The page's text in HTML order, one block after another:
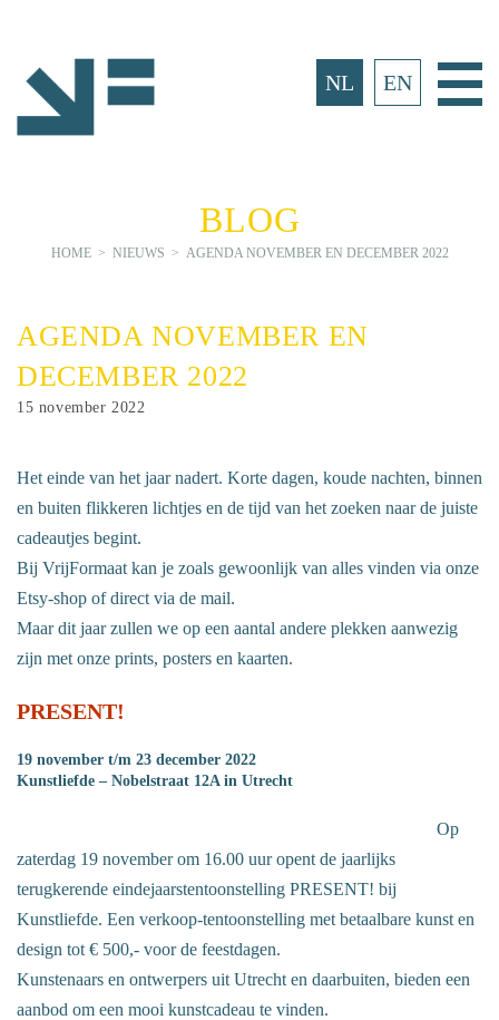
inhoud
NL EN
BLOG
HOME > NIEUWS > AGENDA NOVEMBER EN DECEMBER 2022
AGENDA NOVEMBER EN
DECEMBER 2022
Bericht
15 november 2022
Het einde van het jaar nadert. Korte dagen, koude nachten, binnen
en buiten flikkeren lichtjes en de tijd van het zoeken naar de juiste
cadeautjes begint.
Bij VrijFormaat kan je zoals gewoonlijk van alles vinden via onze
Etsy-shop of direct via de mail.
Maar dit jaar zullen we op een aantal andere plekken aanwezig
zijn met onze prints, posters en kaarten.
PRESENT!
19 november t/m 23 december 2022
Kunstliefde – Nobelstraat 12A in Utrecht
Op
zaterdag 19 november om 16.00 uur opent de jaarlijks
terugkerende eindejaarstentoonstelling PRESENT! bij
Kunstliefde. Een verkoop-tentoonstelling met betaalbare kunst en
design tot € 500,- voor de feestdagen.
Kunstenaars en ontwerpers uit Utrecht en daarbuiten, bieden een
aanbod om een mooi kunstcadeau te vinden.